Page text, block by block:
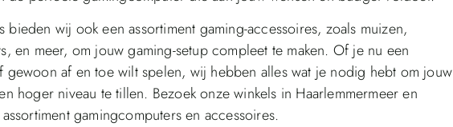
bieden wij ook een assortiment gaming-accessoires, zoals muizen,
en meer, om jouw gaming-setup compleet te maken. Of je nu een
gewoon af en toe wilt spelen, wij hebben alles wat je nodig hebt om jouw
hoger niveau te tillen. Bezoek onze winkels in Haarlemmermeer en
gamingcomputers en accessoires.